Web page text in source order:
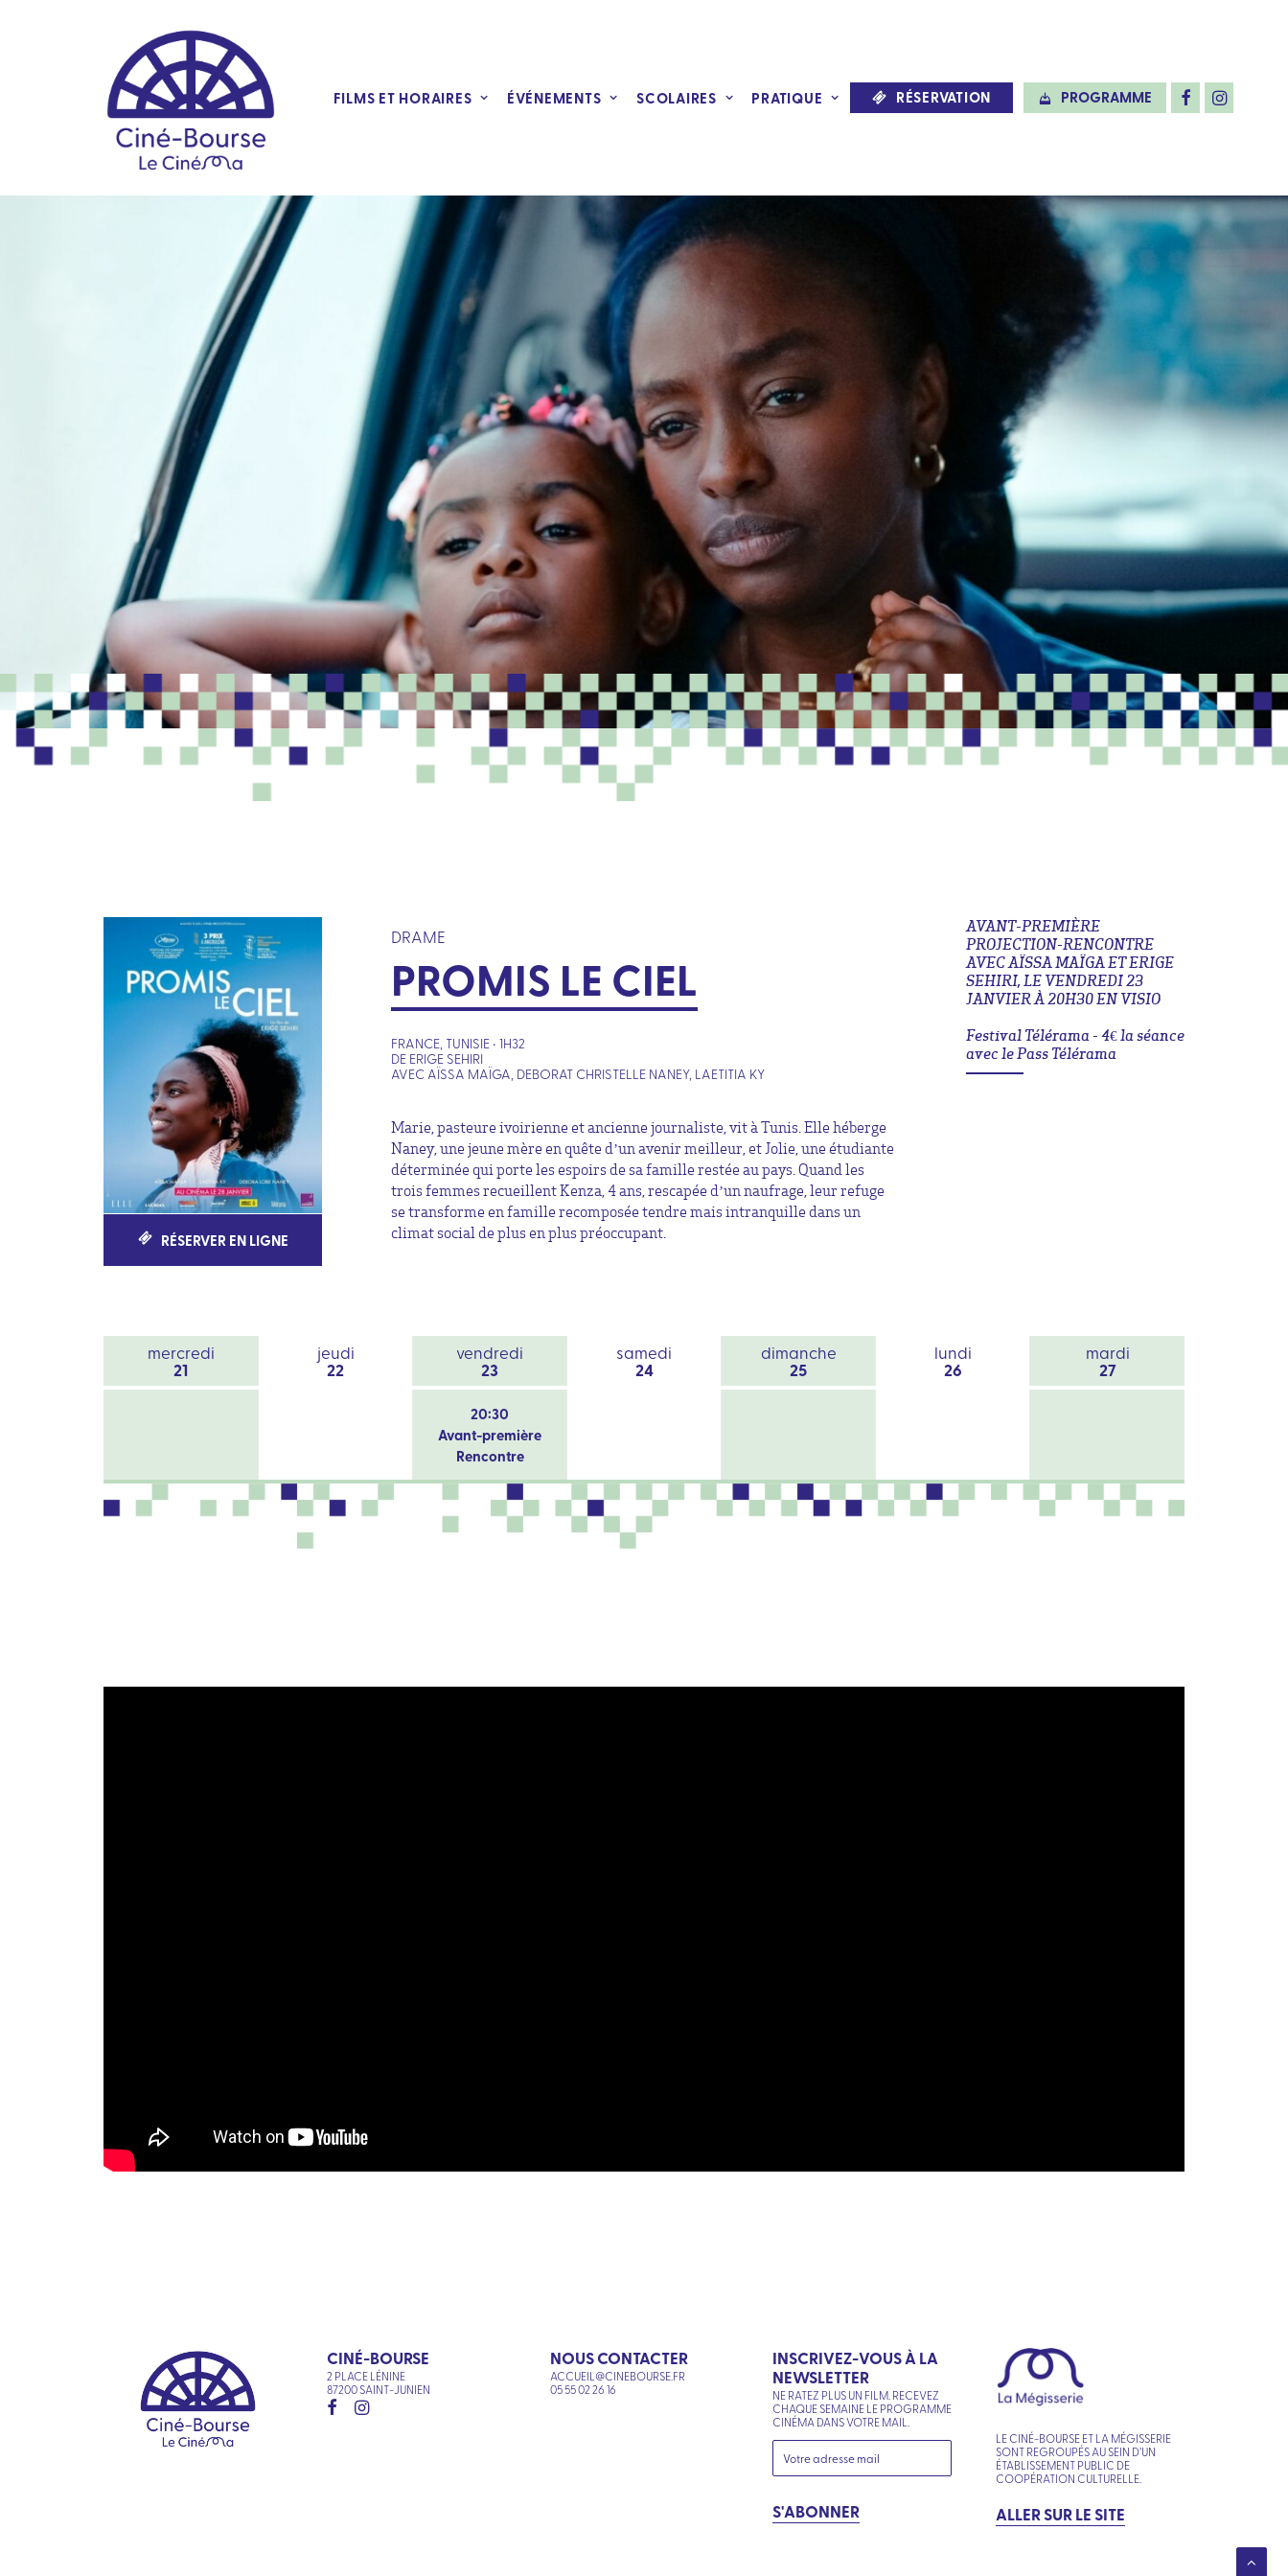
FILMS ET HORAIRES ÉVÉNEMENTS SCOLAIRES PRATIQUE RÉSERVATION PROGRAMME
RÉSERVER EN LIGNE
DRAME
PROMIS LE CIEL
FRANCE, TUNISIE • 1H32
DE ERIGE SEHIRI
AVEC AÏSSA MAÏGA, DEBORAT CHRISTELLE NANEY, LAETITIA KY
Marie, pasteure ivoirienne et ancienne journaliste, vit à Tunis. Elle héberge
Naney, une jeune mère en quête d’un avenir meilleur, et Jolie, une étudiante
déterminée qui porte les espoirs de sa famille restée au pays. Quand les
trois femmes recueillent Kenza, 4 ans, rescapée d’un naufrage, leur refuge
se transforme en famille recomposée tendre mais intranquille dans un
climat social de plus en plus préoccupant.
AVANT-PREMIÈRE
PROJECTION-RENCONTRE
AVEC AÏSSA MAÏGA ET ERIGE
SEHIRI, LE VENDREDI 23
JANVIER À 20H30 EN VISIO
Festival Télérama - 4€ la séance
avec le Pass Télérama
mercredi
21
jeudi
22
vendredi
23
samedi
24
dimanche
25
lundi
26
mardi
27
20:30
Avant-première
Rencontre
CINÉ-BOURSE
2 PLACE LÉNINE
87200 SAINT-JUNIEN
NOUS CONTACTER
ACCUEIL@CINEBOURSE.FR
05 55 02 26 16
INSCRIVEZ-VOUS À LA
NEWSLETTER
NE RATEZ PLUS UN FILM. RECEVEZ
CHAQUE SEMAINE LE PROGRAMME
CINÉMA DANS VOTRE MAIL.
S'ABONNER
LE CINÉ-BOURSE ET LA MÉGISSERIE
SONT REGROUPÉS AU SEIN D’UN
ÉTABLISSEMENT PUBLIC DE
COOPÉRATION CULTURELLE.
ALLER SUR LE SITE